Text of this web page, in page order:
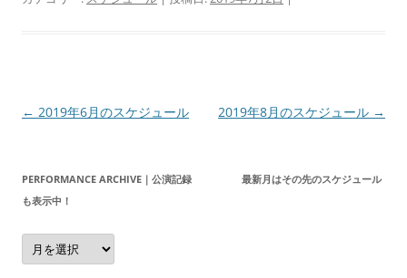
投
ビ
ー
シ
← 2019年6月のスケジュール 2019年8月のスケジュール →
PERFORMANCE ARCHIVE｜公演記録 最新月はその先のスケジュール
も表示中！
Performance
Archive
｜